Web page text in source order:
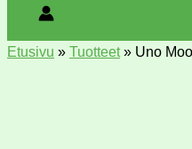
Etusivu » Tuotteet» Uno